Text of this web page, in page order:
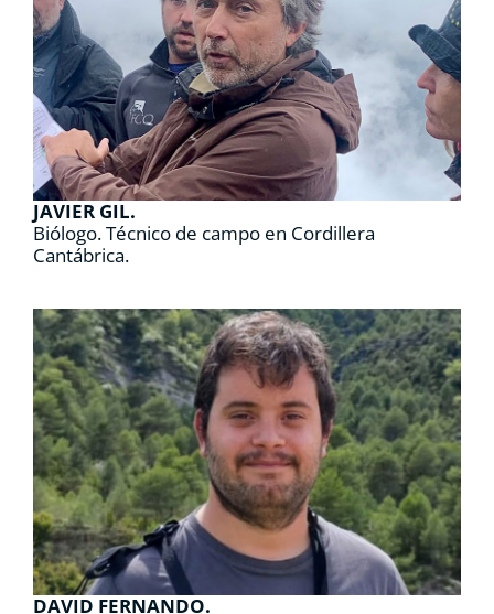
JAVIER GIL.
Biólogo.Técnico de campo en Cordillera
Cantábrica.
DAVID FERNANDO.